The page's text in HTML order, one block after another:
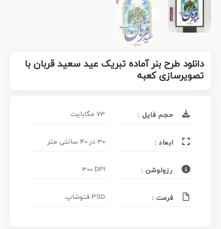
دانلود طرح بنر آماده تبریک عید سعید قربان با
تصویرسازی کعبه
حجم فایل : 73 مگابایت
ابعاد : 30 در 40 سانتی متر
رزولوشن : 300 DPI
فرمت : PSD فتوشاپ